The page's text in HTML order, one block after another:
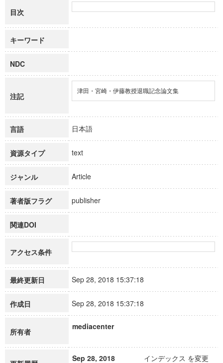
目次
キーワード
NDC
注記
津田・宮崎・伊藤教授退職記念論文集
言語 日本語
資源タイプ text
ジャンル Article
著者版フラグ publisher
関連DOI
アクセス条件
最終更新日 Sep 28, 2018 15:37:18
作成日 Sep 28, 2018 15:37:18
所有者
mediacenter
Sep 28, 2018 インデックス を変更